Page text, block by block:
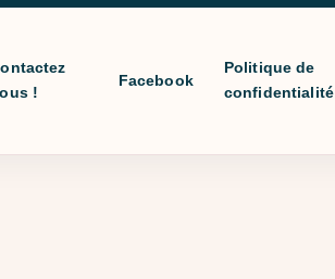
!
Facebook
Politique de
confidentialité